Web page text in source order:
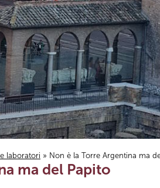
laboratori » Non è la Torre Argentina ma
ma del Papito